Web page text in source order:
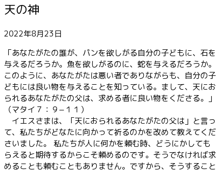
天の神
2022年8月23日
「あなたがたの誰が、パンを欲しがる自分の子どもに、石を
与えるだろうか。魚を欲しがるのに、蛇を与えるだろうか。
このように、あなたがたは悪い者でありながらも、自分の子
どもには良い物を与えることを知っている。まして、天にお
られるあなたがたの父は、求める者に良い物をくださる。」
（マタイ７：９−１１）
イエスさまは、「天におられるあなたがたの父は」と言っ
て、私たちがどなたに向かって祈るのかを改めて教えてくだ
さいました。 私たちが人に何かを頼む時、どうにかしても
らえると期待するからこそ頼めるのです。そうでなければ求
めることも頼むこともありません。ですから、そうすること